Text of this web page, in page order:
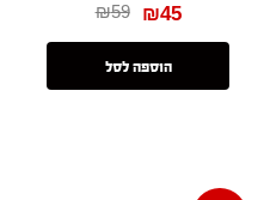
₪59 ₪45
הוספה לסל